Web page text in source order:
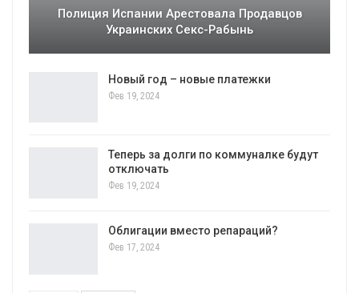
Полиция Испании Арестовала Продавцов
Украинских Секс-Рабынь
Новый год – новые платежки
Фев 19, 2024
Теперь за долги по коммуналке будут
отключать
Фев 19, 2024
Облигации вместо репараций?
Фев 17, 2024